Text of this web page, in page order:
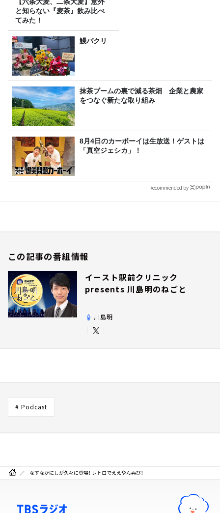
と知らない『麦茶』飲み比べ
てみた！
鰻パクリ
抹茶ブームの裏で減る茶畑 企業と農家
をつなぐ新たな取り組み
8月4日のカーボーイは生放送！ゲストは
「真空ジェシカ」！
Recommended by
この記事の番組情報
イースト駅前クリニック
presents 川島明のねごと
川島明
# Podcast
なすなかにしが久々に登場！ レトロでええやん再び！